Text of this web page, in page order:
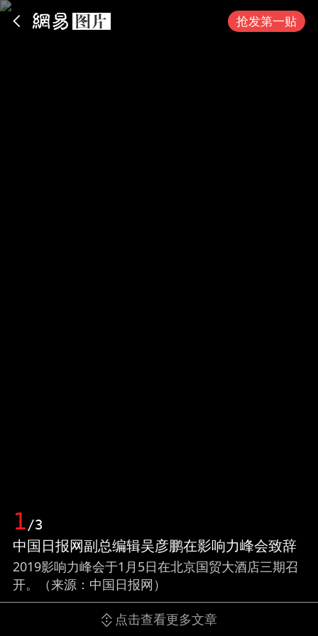
抢发第一贴
1/3
中国日报网副总编辑吴彦鹏在影响力峰会致辞
2019影响力峰会于1月5日在北京国贸大酒店三期召
开。（来源：中国日报网）
点击查看更多文章
App内打开